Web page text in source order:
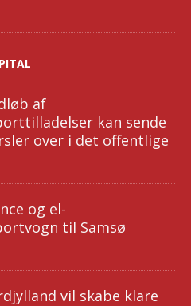
af
kan sende
over i det offentlige
og el-
til Samsø
vil skabe klare